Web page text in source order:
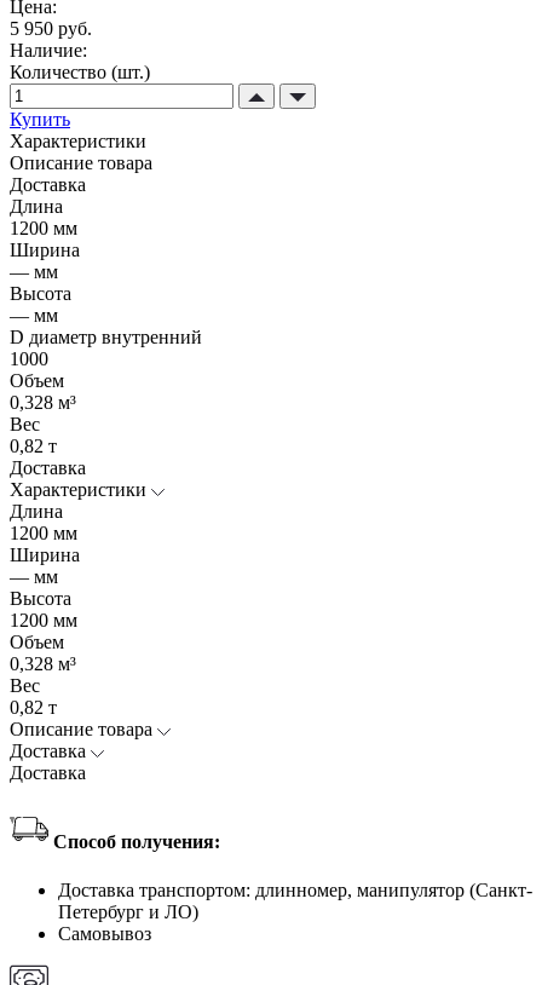
Цена:
5 950 руб.
Наличие:
Количество (шт.)
Купить
Характеристики
Описание товара
Доставка
Длина
1200 мм
Ширина
— мм
Высота
— мм
D диаметр внутренний
1000
Объем
0,328 м³
Вес
0,82 т
Доставка
Характеристики
Длина
1200 мм
Ширина
— мм
Высота
1200 мм
Объем
0,328 м³
Вес
0,82 т
Описание товара
Доставка
Доставка
Способ получения:
Доставка транспортом: длинномер, манипулятор (Санкт-
Петербург и ЛО)
Самовывоз